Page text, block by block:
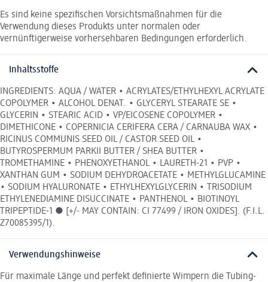
Es sind keine spezifischen Vorsichtsmaßnahmen für die
Verwendung dieses Produkts unter normalen oder
vernünftigerweise vorhersehbaren Bedingungen erforderlich.
Inhaltsstoffe
INGREDIENTS: AQUA / WATER • ACRYLATES/ETHYLHEXYL ACRYLATE
COPOLYMER • ALCOHOL DENAT. • GLYCERYL STEARATE SE •
GLYCERIN • STEARIC ACID • VP/EICOSENE COPOLYMER •
DIMETHICONE • COPERNICIA CERIFERA CERA / CARNAUBA WAX •
RICINUS COMMUNIS SEED OIL / CASTOR SEED OIL •
BUTYROSPERMUM PARKII BUTTER / SHEA BUTTER •
TROMETHAMINE • PHENOXYETHANOL • LAURETH-21 • PVP •
XANTHAN GUM • SODIUM DEHYDROACETATE • METHYLGLUCAMINE
• SODIUM HYALURONATE • ETHYLHEXYLGLYCERIN • TRISODIUM
ETHYLENEDIAMINE DISUCCINATE • PANTHENOL • BIOTINOYL
TRIPEPTIDE-1 ● [+/- MAY CONTAIN: CI 77499 / IRON OXIDES]. (F.I.L.
Z70085395/1).
Verwendungshinweise
Für maximale Länge und perfekt definierte Wimpern die Tubing-